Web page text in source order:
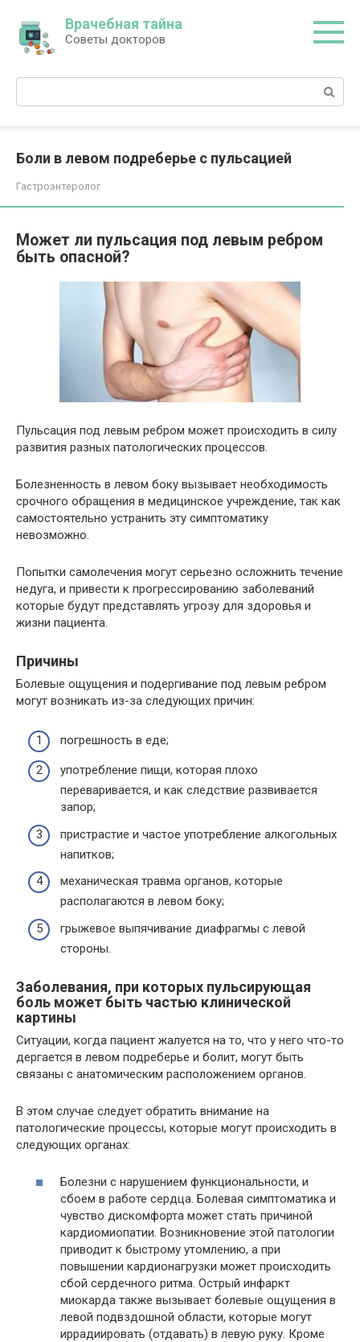
контенту
Врачебная тайна
Советы докторов
Поиск:
Боли в левом подреберье с пульсацией
Гастроэнтеролог
Может ли пульсация под левым ребром
быть опасной?
Пульсация под левым ребром может происходить в силу
развития разных патологических процессов.
Болезненность в левом боку вызывает необходимость
срочного обращения в медицинское учреждение, так как
самостоятельно устранить эту симптоматику
невозможно.
Попытки самолечения могут серьезно осложнить течение
недуга, и привести к прогрессированию заболеваний
которые будут представлять угрозу для здоровья и
жизни пациента.
Причины
Болевые ощущения и подергивание под левым ребром
могут возникать из-за следующих причин:
погрешность в еде;
употребление пищи, которая плохо
переваривается, и как следствие развивается
запор;
пристрастие и частое употребление алкогольных
напитков;
механическая травма органов, которые
располагаются в левом боку;
грыжевое выпячивание диафрагмы с левой
стороны.
Заболевания, при которых пульсирующая
боль может быть частью клинической
картины
Ситуации, когда пациент жалуется на то, что у него что-то
дергается в левом подреберье и болит, могут быть
связаны с анатомическим расположением органов.
В этом случае следует обратить внимание на
патологические процессы, которые могут происходить в
следующих органах:
Болезни с нарушением функциональности, и
сбоем в работе сердца. Болевая симптоматика и
чувство дискомфорта может стать причиной
кардиомиопатии. Возникновение этой патологии
приводит к быстрому утомлению, а при
повышении кардионагрузки может происходить
сбой сердечного ритма. Острый инфаркт
миокарда также вызывает болевые ощущения в
левой подвздошной области, которые могут
иррадиировать (отдавать) в левую руку. Кроме